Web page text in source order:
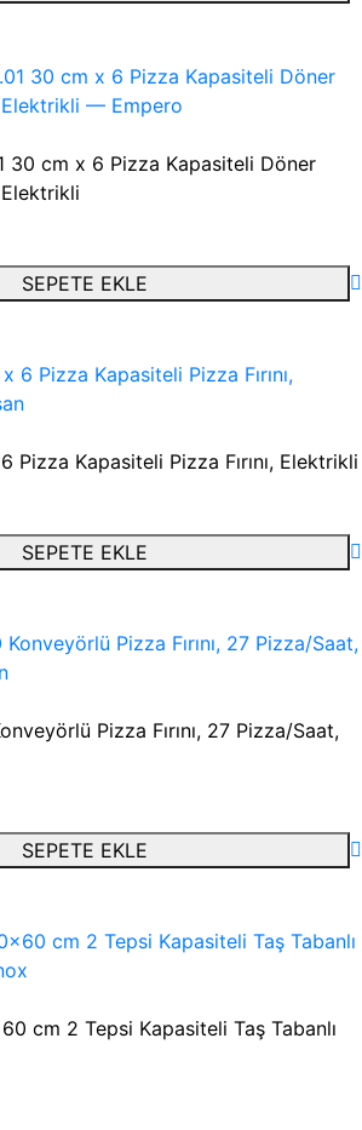
30 cm x 6 Pizza Kapasiteli Döner
Elektrikli
SEPETE EKLE
Pizza Kapasiteli Pizza Fırını, Elektrikli
SEPETE EKLE
Pizza Fırını, 27 Pizza/Saat,
SEPETE EKLE
cm 2 Tepsi Kapasiteli Taş Tabanlı